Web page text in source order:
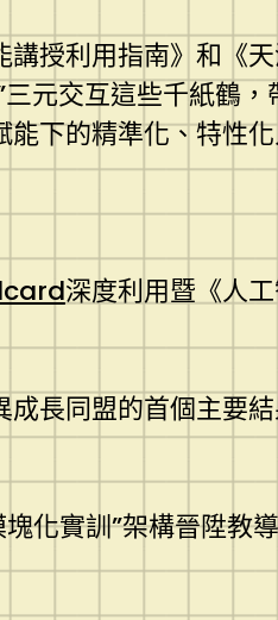
講授利用指南》和《
元交互這些千紙鶴，
下的精準化、特性
深度利用暨《人
長同盟的首個主要
化實訓”架構晉陞教